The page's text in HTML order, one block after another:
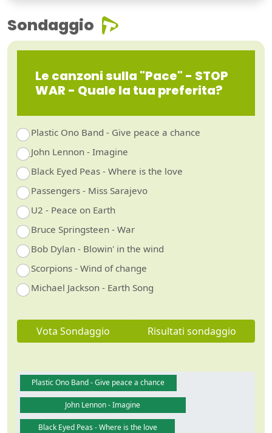
Sondaggio
Le canzoni sulla "Pace" - STOP
WAR - Quale la tua preferita?
Plastic Ono Band - Give peace a chance
John Lennon - Imagine
Black Eyed Peas - Where is the love
Passengers - Miss Sarajevo
U2 - Peace on Earth
Bruce Springsteen - War
Bob Dylan - Blowin' in the wind
Scorpions - Wind of change
Michael Jackson - Earth Song
Vota Sondaggio Risultati sondaggio
Plastic Ono Band - Give peace a chance
John Lennon - Imagine
Black Eyed Peas - Where is the love